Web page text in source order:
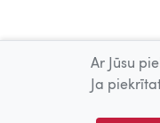
Ar Jūsu
Ja